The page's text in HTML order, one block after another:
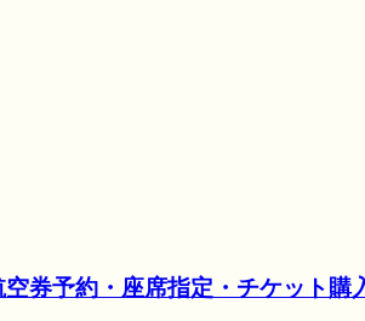
空券予約・座席指定・チケット